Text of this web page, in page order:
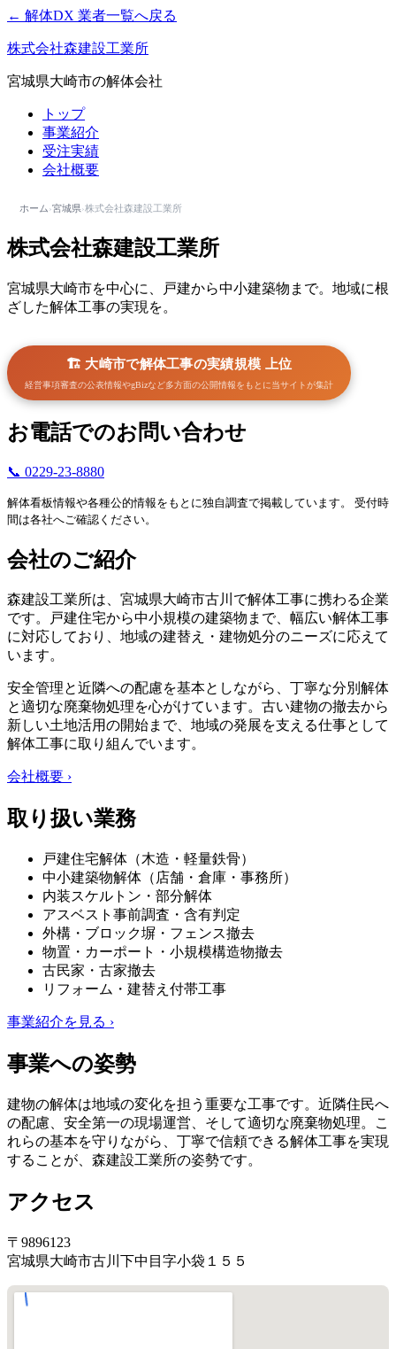
← 解体DX 業者一覧へ戻る
株式会社森建設工業所
宮城県大崎市の解体会社
トップ
事業紹介
受注実績
会社概要
ホーム›宮城県›株式会社森建設工業所
株式会社森建設工業所
宮城県大崎市を中心に、戸建から中小建築物まで。地域に根
ざした解体工事の実現を。
🏗️ 大崎市で解体工事の実績規模 上位
経営事項審査の公表情報やgBizなど多方面の公開情報をもとに当サイトが集計
お電話でのお問い合わせ
📞 0229-23-8880
解体看板情報や各種公的情報をもとに独自調査で掲載しています。 受付時
間は各社へご確認ください。
会社のご紹介
森建設工業所は、宮城県大崎市古川で解体工事に携わる企業
です。戸建住宅から中小規模の建築物まで、幅広い解体工事
に対応しており、地域の建替え・建物処分のニーズに応えて
います。
安全管理と近隣への配慮を基本としながら、丁寧な分別解体
と適切な廃棄物処理を心がけています。古い建物の撤去から
新しい土地活用の開始まで、地域の発展を支える仕事として
解体工事に取り組んでいます。
会社概要 ›
取り扱い業務
戸建住宅解体（木造・軽量鉄骨）
中小建築物解体（店舗・倉庫・事務所）
内装スケルトン・部分解体
アスベスト事前調査・含有判定
外構・ブロック塀・フェンス撤去
物置・カーポート・小規模構造物撤去
古民家・古家撤去
リフォーム・建替え付帯工事
事業紹介を見る ›
事業への姿勢
建物の解体は地域の変化を担う重要な工事です。近隣住民へ
の配慮、安全第一の現場運営、そして適切な廃棄物処理。こ
れらの基本を守りながら、丁寧で信頼できる解体工事を実現
することが、森建設工業所の姿勢です。
アクセス
〒9896123
宮城県大崎市古川下中目字小袋１５５